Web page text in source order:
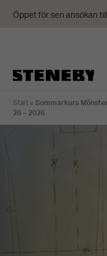
Start»Sommarkurs
26 – 2026
Öppet för sen ansökan